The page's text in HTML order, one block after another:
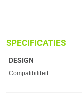
SPECIFICATIES
DESIGN
Eigenschap Waarde
Compatibiliteit